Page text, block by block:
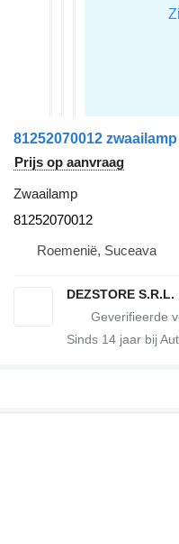
81252070012
Prijs op aanvraag
Zwaailamp
81252070012
Roemenië, Suceava
DEZSTORE S.R.L.
Sinds 14 jaar bij